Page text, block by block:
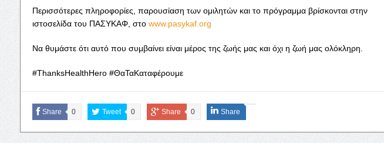
Περισσότερες πληροφορίες, παρουσίαση των ομιλητών και το πρόγραμμα βρίσκονται στην
ιστοσελίδα του ΠΑΣΥΚΑΦ, στο www.pasykaf.org
Να θυμάστε ότι αυτό που συμβαίνει είναι μέρος της ζωής μας και όχι η ζωή μας ολόκληρη.
#ThanksHealthHero #ΘαΤαΚαταφέρουμε
Share 0 Tweet 0 Share 0 Share